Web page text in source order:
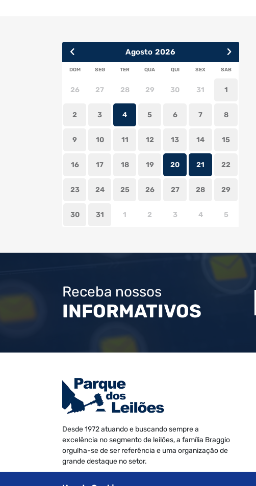
2026
Agosto
SUN MON TUE WED THU FRI SAT
26 27 28 29 30 31 1
2 3 4 5 6 7 8
9 10 11 12 13 14 15
16 17 18 19 20 21 22
23 24 25 26 27 28 29
30 31 1 2 3 4 5
Receba nossos
INFORMATIVOS
Desde 1972 atuando e buscando sempre a
excelência no segmento de leilões, a família Braggio
orgulha-se de ser referência e uma organização de
grande destaque no setor.